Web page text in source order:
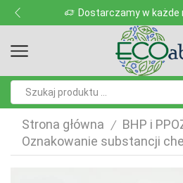
Dostarczamy w każde
Strona główna / BHP i
Oznakowanie substancji